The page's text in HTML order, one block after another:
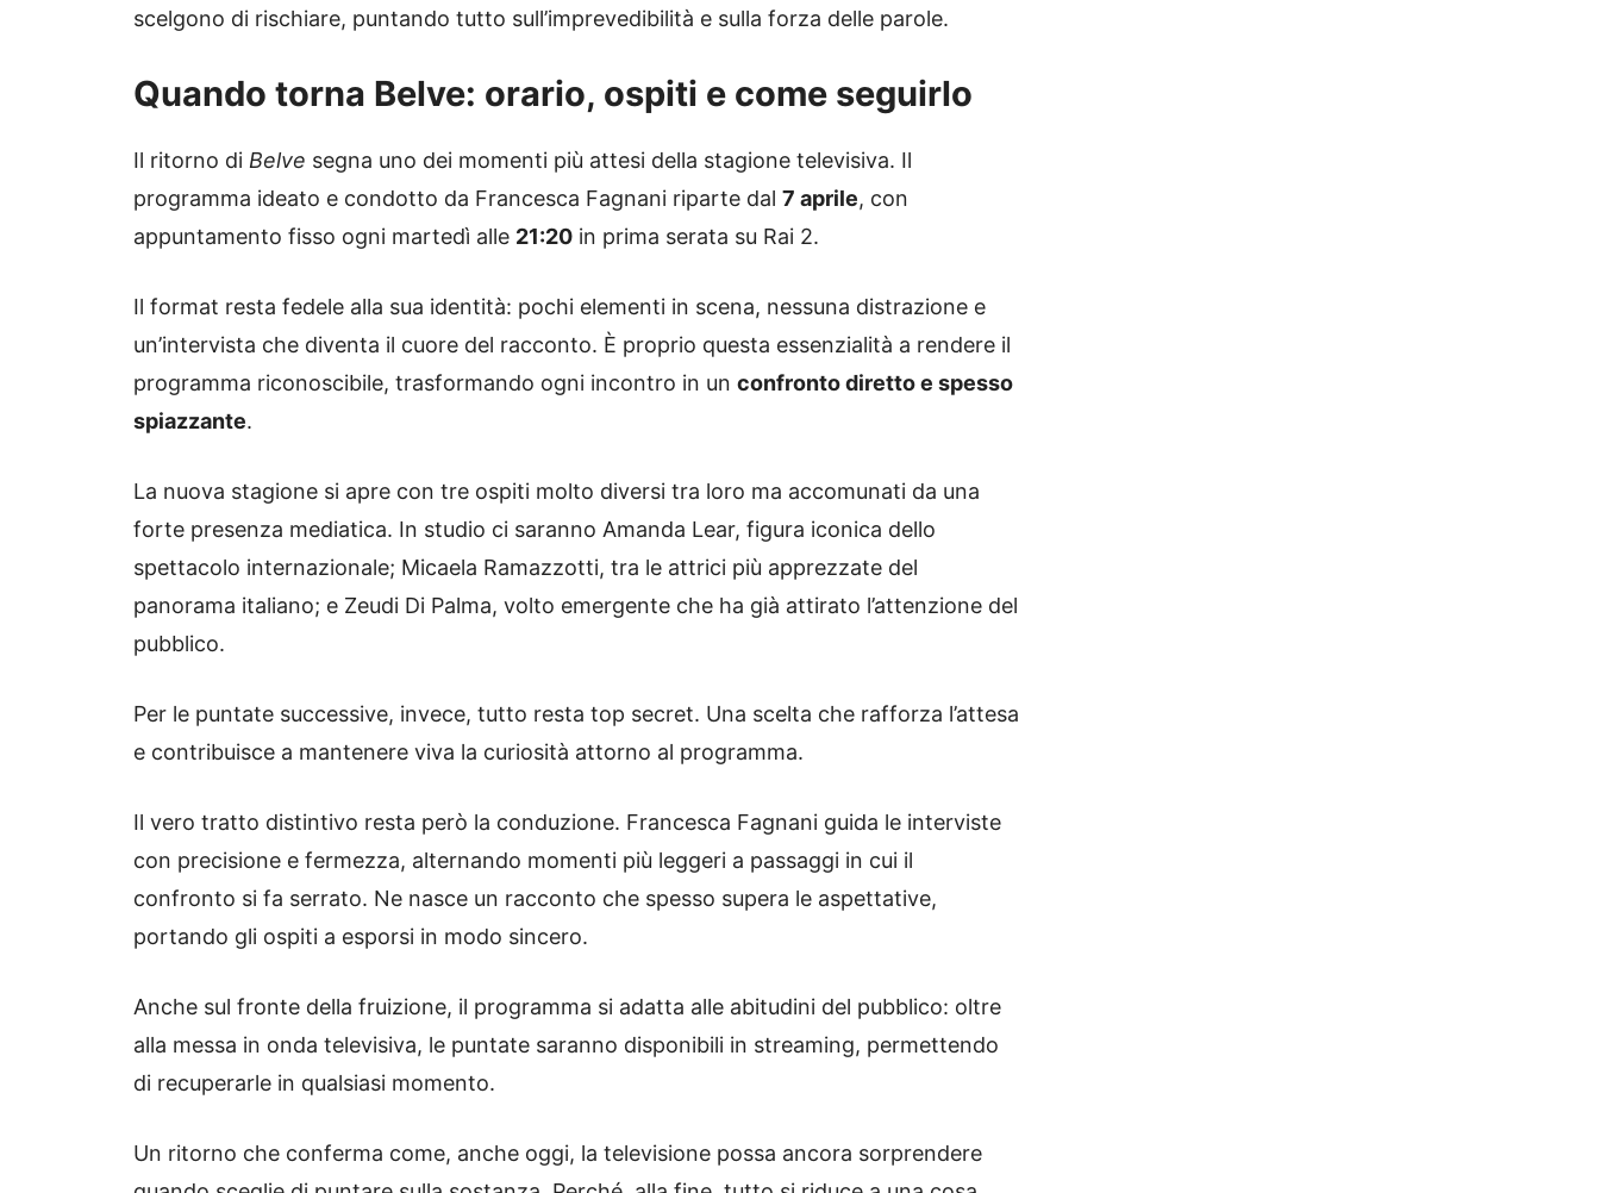
scelgono di rischiare, puntando tutto sull’imprevedibilità e sulla forza delle parole.
Quando torna Belve: orario, ospiti e come seguirlo
Il ritorno di Belve segna uno dei momenti più attesi della stagione televisiva. Il
programma ideato e condotto da Francesca Fagnani riparte dal 7 aprile, con
appuntamento fisso ogni martedì alle 21:20 in prima serata su Rai 2.
Il format resta fedele alla sua identità: pochi elementi in scena, nessuna distrazione e
un’intervista che diventa il cuore del racconto. È proprio questa essenzialità a rendere il
programma riconoscibile, trasformando ogni incontro in un confronto diretto e spesso
spiazzante.
La nuova stagione si apre con tre ospiti molto diversi tra loro ma accomunati da una
forte presenza mediatica. In studio ci saranno Amanda Lear, figura iconica dello
spettacolo internazionale; Micaela Ramazzotti, tra le attrici più apprezzate del
panorama italiano; e Zeudi Di Palma, volto emergente che ha già attirato l’attenzione del
pubblico.
Per le puntate successive, invece, tutto resta top secret. Una scelta che rafforza l’attesa
e contribuisce a mantenere viva la curiosità attorno al programma.
Il vero tratto distintivo resta però la conduzione. Francesca Fagnani guida le interviste
con precisione e fermezza, alternando momenti più leggeri a passaggi in cui il
confronto si fa serrato. Ne nasce un racconto che spesso supera le aspettative,
portando gli ospiti a esporsi in modo sincero.
Anche sul fronte della fruizione, il programma si adatta alle abitudini del pubblico: oltre
alla messa in onda televisiva, le puntate saranno disponibili in streaming, permettendo
di recuperarle in qualsiasi momento.
Un ritorno che conferma come, anche oggi, la televisione possa ancora sorprendere